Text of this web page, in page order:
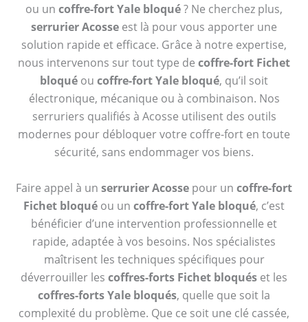
ou un coffre-fort Yale bloqué? Ne cherchez plus,
serrurier Acosse est là pour vous apporter une
solution rapide et efficace. Grâce à notre expertise,
nous intervenons sur tout type de coffre-fort Fichet
bloqué ou coffre-fort Yale bloqué, qu’il soit
électronique, mécanique ou à combinaison. Nos
serruriers qualifiés à Acosse utilisent des outils
modernes pour débloquer votre coffre-fort en toute
sécurité, sans endommager vos biens.
Faire appel à un serrurier Acosse pour un coffre-fort
Fichet bloqué ou un coffre-fort Yale bloqué, c’est
bénéficier d’une intervention professionnelle et
rapide, adaptée à vos besoins. Nos spécialistes
maîtrisent les techniques spécifiques pour
déverrouiller les coffres-forts Fichet bloqués et les
coffres-forts Yale bloqués, quelle que soit la
complexité du problème. Que ce soit une clé cassée,